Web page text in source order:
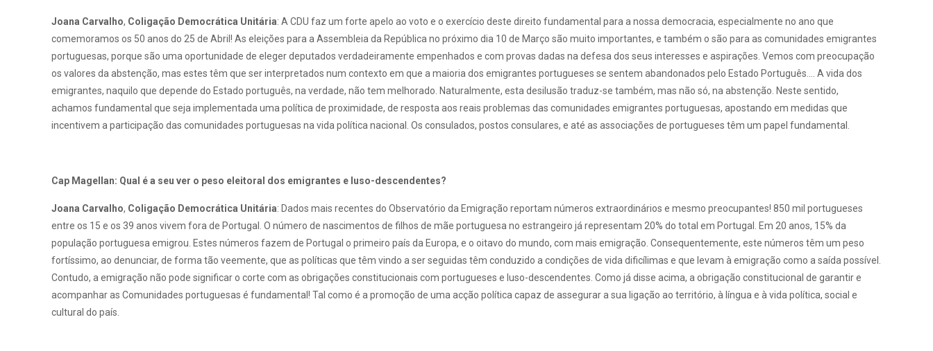
Joana Carvalho, Coligação Democrática Unitária: A CDU faz um forte apelo ao voto e o exercício deste direito fundamental para a nossa democracia, especialmente no ano que
comemoramos os 50 anos do 25 de Abril! As eleições para a Assembleia da República no próximo dia 10 de Março são muito importantes, e também o são para as comunidades emigrantes
portuguesas, porque são uma oportunidade de eleger deputados verdadeiramente empenhados e com provas dadas na defesa dos seus interesses e aspirações. Vemos com preocupação
os valores da abstenção, mas estes têm que ser interpretados num contexto em que a maioria dos emigrantes portugueses se sentem abandonados pelo Estado Português…. A vida dos
emigrantes, naquilo que depende do Estado português, na verdade, não tem melhorado. Naturalmente, esta desilusão traduz-se também, mas não só, na abstenção. Neste sentido,
achamos fundamental que seja implementada uma política de proximidade, de resposta aos reais problemas das comunidades emigrantes portuguesas, apostando em medidas que
incentivem a participação das comunidades portuguesas na vida política nacional. Os consulados, postos consulares, e até as associações de portugueses têm um papel fundamental.
Cap Magellan: Qual é a seu ver o peso eleitoral dos emigrantes e luso-descendentes?
Joana Carvalho, Coligação Democrática Unitária: Dados mais recentes do Observatório da Emigração reportam números extraordinários e mesmo preocupantes! 850 mil portugueses
entre os 15 e os 39 anos vivem fora de Portugal. O número de nascimentos de filhos de mãe portuguesa no estrangeiro já representam 20% do total em Portugal. Em 20 anos, 15% da
população portuguesa emigrou. Estes números fazem de Portugal o primeiro país da Europa, e o oitavo do mundo, com mais emigração. Consequentemente, este números têm um peso
fortíssimo, ao denunciar, de forma tão veemente, que as políticas que têm vindo a ser seguidas têm conduzido a condições de vida dificílimas e que levam à emigração como a saída possível.
Contudo, a emigração não pode significar o corte com as obrigações constitucionais com portugueses e luso-descendentes. Como já disse acima, a obrigação constitucional de garantir e
acompanhar as Comunidades portuguesas é fundamental! Tal como é a promoção de uma acção política capaz de assegurar a sua ligação ao território, à língua e à vida política, social e
cultural do país.